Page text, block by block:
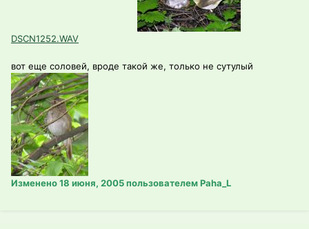
DSCN1252.WAV
вот еще соловей, вроде такой же, только не сутулый
Изменено18 июня, 2005пользователем Paha_L